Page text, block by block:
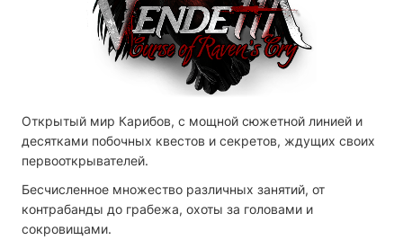
Открытый мир Карибов, с мощной сюжетной линией и
десятками побочных квестов и секретов, ждущих своих
первооткрывателей.
Бесчисленное множество различных занятий, от
контрабанды до грабежа, охоты за головами и
сокровищами.